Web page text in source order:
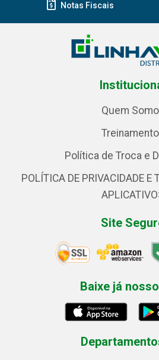
Notas Fiscais
Quem
Política de Troca e
POLÍTICA DE PRIVACIDADE E
Site
Baixe já